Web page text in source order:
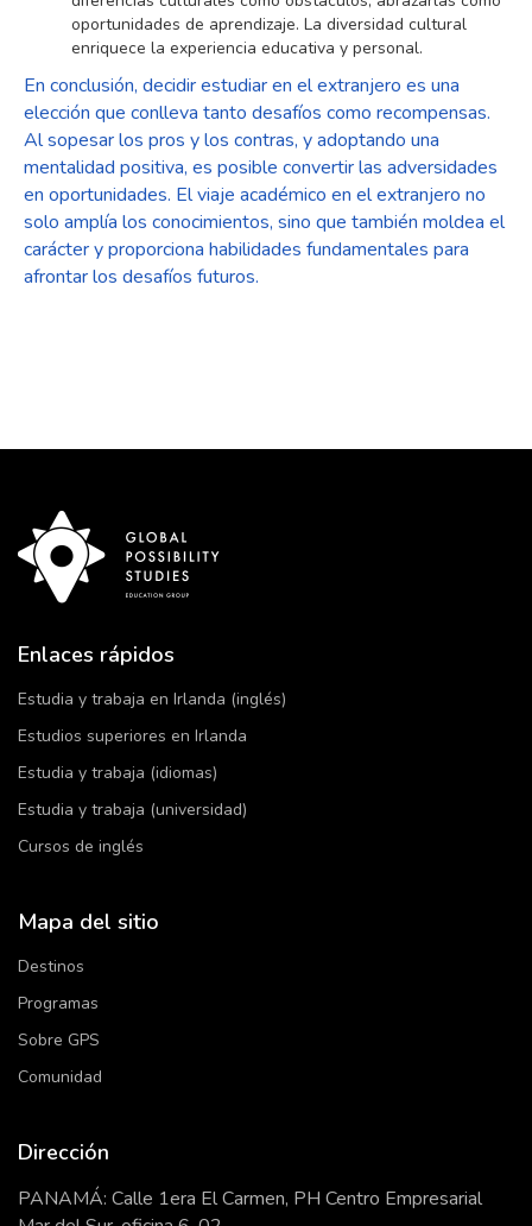
oportunidades de aprendizaje. La diversidad cultural
enriquece la experiencia educativa y personal.
En conclusión, decidir estudiar en el extranjero es una
elección que conlleva tanto desafíos como recompensas.
Al sopesar los pros y los contras, y adoptando una
mentalidad positiva, es posible convertir las adversidades
en oportunidades. El viaje académico en el extranjero no
solo amplía los conocimientos, sino que también moldea el
carácter y proporciona habilidades fundamentales para
afrontar los desafíos futuros.
Enlaces rápidos
Estudia y trabaja en Irlanda (inglés)
Estudios superiores en Irlanda
Estudia y trabaja (idiomas)
Estudia y trabaja (universidad)
Cursos de inglés
Mapa del sitio
Destinos
Programas
Sobre GPS
Comunidad
Dirección
PANAMÁ: Calle 1era El Carmen, PH Centro Empresarial